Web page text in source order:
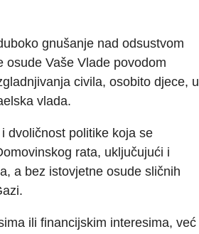
gnušanje nad odsustvom
osude Vaše Vlade povodom
civila, osobito djece, u
vlada.
dvoličnost politike koja se
rata, uključujući i
a bez istovjetne osude sličnih
ili financijskim interesima, već